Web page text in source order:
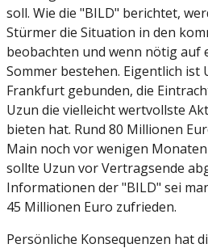
soll. Wie die "BILD" berichtet,
Stürmer die Situation in den
beobachten und wenn nötig auf
Sommer bestehen. Eigentlich ist
Frankfurt gebunden, die
Uzun die vielleicht wertvollste
bieten hat. Rund 80 Millionen
Main noch vor wenigen
sollte Uzun vor Vertragsende
Informationen der "BILD" sei
45 Millionen Euro zufrieden.
Persönliche Konsequenzen hat